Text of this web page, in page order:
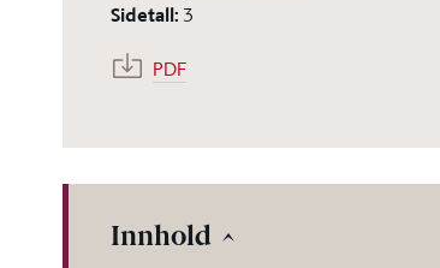
Sidetall: 3
PDF
Innhold